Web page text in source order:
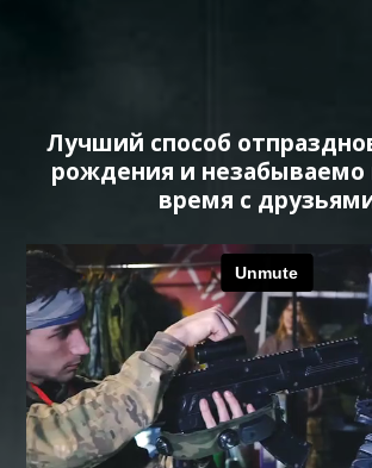
Лучший способ
рождения и незабываемо
время с